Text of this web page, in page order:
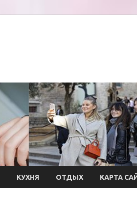
КУХНЯ ОТДЫХ КАРТА